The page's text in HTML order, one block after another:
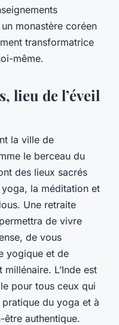
monastère coréen
transformatrice
même.
lieu de l’éveil
la ville de
le berceau du
des lieux sacrés
la méditation et
Une retraite
de vivre
de vous
yogique et de
L’Inde est
pour tous ceux qui
du yoga et à
authentique.